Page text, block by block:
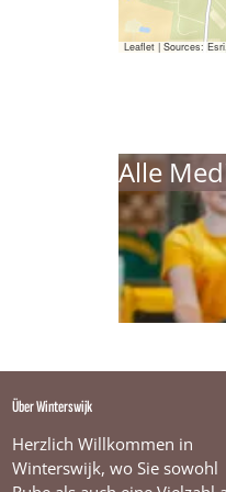
Leaflet|Sources:
Alle
Über Winterswijk
Herzlich Willkommen in
Winterswijk, wo Sie sowohl